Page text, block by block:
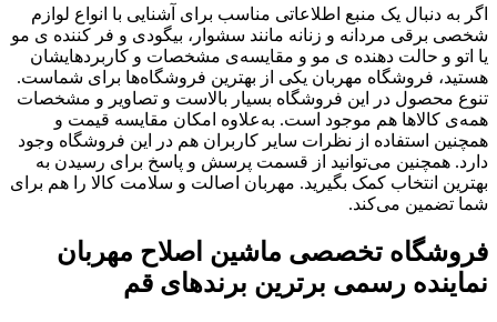
اگر به دنبال یک منبع اطلاعاتی مناسب برای آشنایی با انواع لوازم
شخصی برقی مردانه و زنانه مانند سشوار، بیگودی و فر کننده ی مو
یا اتو و حالت دهنده ی مو و مقایسه‌ی مشخصات و کاربردهایشان
هستید، فروشگاه مهربان یکی از بهترین فروشگاه‌ها برای شماست.
تنوع محصول در این فروشگاه بسیار بالاست و تصاویر و مشخصات
همه‌ی کالاها هم موجود است. به‌علاوه امکان مقایسه قیمت و
همچنین استفاده از نظرات سایر کاربران هم در این فروشگاه وجود
دارد. همچنین می‌توانید از قسمت پرسش و پاسخ برای رسیدن به
بهترین انتخاب کمک بگیرید. مهربان اصالت و سلامت کالا را هم برای
شما تضمین می‌کند.
فروشگاه تخصصی ماشین اصلاح مهربان
نماینده رسمی برترین برندهای قم